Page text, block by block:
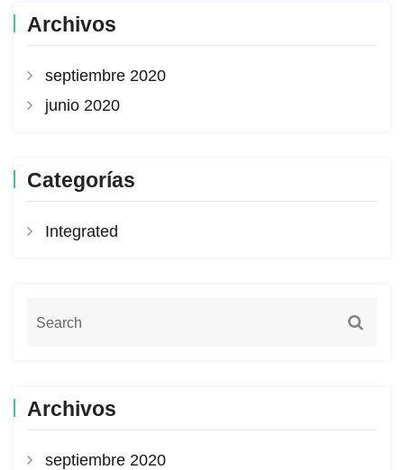
Archivos
septiembre 2020
junio 2020
Categorías
Integrated
Archivos
septiembre 2020